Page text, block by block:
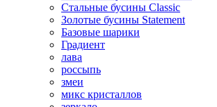
Стальные бусины Classic
Золотые бусины Statement
Базовые шарики
Градиент
лава
россыпь
змеи
микс кристаллов